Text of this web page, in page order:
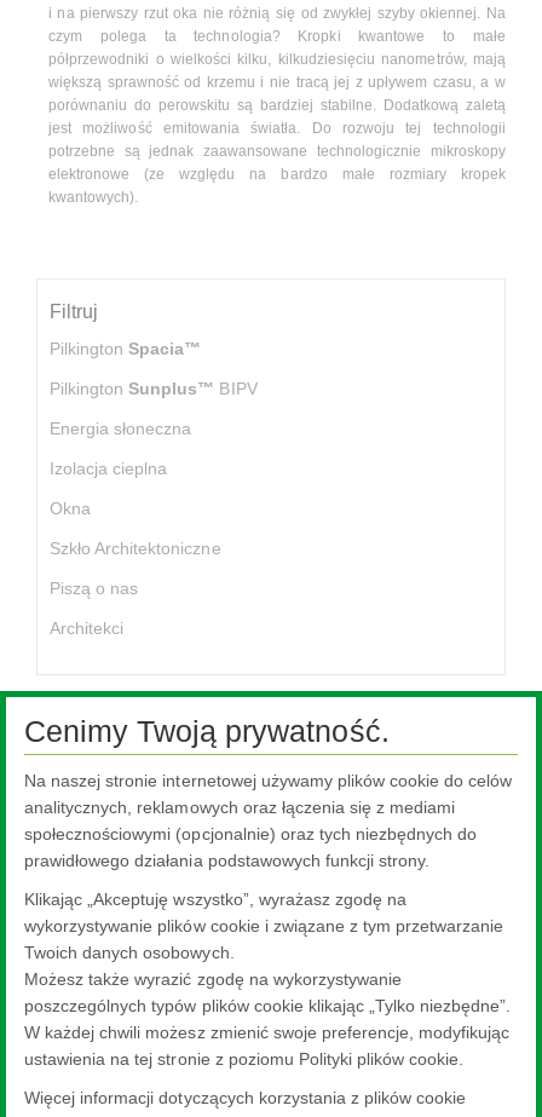
i na pierwszy rzut oka nie różnią się od zwykłej szyby okiennej. Na
czym polega ta technologia? Kropki kwantowe to małe
półprzewodniki o wielkości kilku, kilkudziesięciu nanometrów, mają
większą sprawność od krzemu i nie tracą jej z upływem czasu, a w
porównaniu do perowskitu są bardziej stabilne. Dodatkową zaletą
jest możliwość emitowania światła. Do rozwoju tej technologii
potrzebne są jednak zaawansowane technologicznie mikroskopy
elektronowe (ze względu na bardzo małe rozmiary kropek
kwantowych).
Filtruj
Pilkington Spacia™
Pilkington Sunplus™ BIPV
Energia słoneczna
Izolacja cieplna
Okna
Szkło Architektoniczne
Piszą o nas
Architekci
Ta treść jest niedostępna, ponieważ wymaga włączenia plików
cookie, które są obecnie zablokowane. Aby zmienić swoje
ustawienia, kliknij tutaj.
Cenimy Twoją prywatność.
Na naszej stronie internetowej używamy plików cookie do celów
analitycznych, reklamowych oraz łączenia się z mediami
społecznościowymi (opcjonalnie) oraz tych niezbędnych do
prawidłowego działania podstawowych funkcji strony.
Klikając „Akceptuję wszystko”, wyrażasz zgodę na
wykorzystywanie plików cookie i związane z tym przetwarzanie
Twoich danych osobowych.
Możesz także wyrazić zgodę na wykorzystywanie
poszczególnych typów plików cookie klikając „Tylko niezbędne”.
W każdej chwili możesz zmienić swoje preferencje, modyfikując
ustawienia na tej stronie z poziomu Polityki plików cookie.
Więcej informacji dotyczących korzystania z plików cookie